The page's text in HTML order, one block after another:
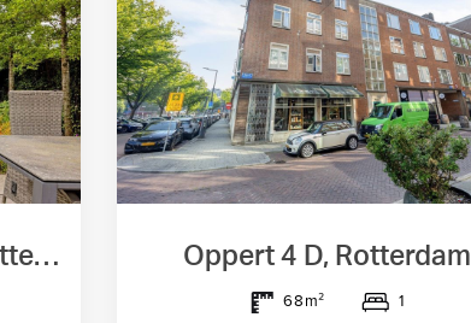
Georg Hegelstraat 13, Rotterdam Oppert 4 D, Rotterdam
68m² 1